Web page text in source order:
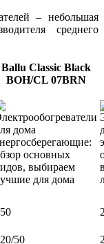
– небольшая
среднего
Ballu Classic Black
BOH/CL 07BRN
50